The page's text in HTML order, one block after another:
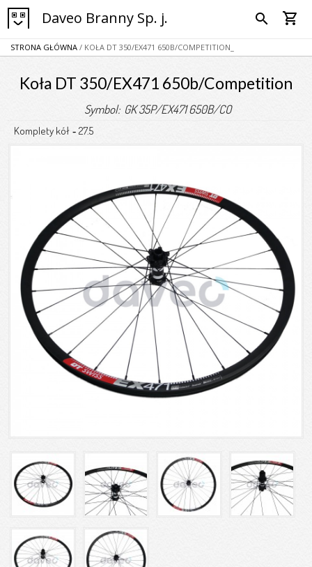
Daveo Branny Sp. j. search shopping_cart
STRONA GŁÓWNA / KOŁA DT 350/EX471 650B/COMPETITION_
Koła DT 350/EX471 650b/Competition
Symbol: GK 35P/EX471 650B/CO
Komplety kół- 27.5